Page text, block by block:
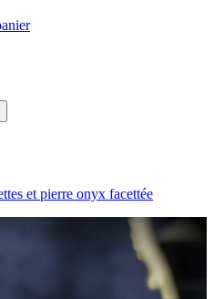
et pierre onyx facettée